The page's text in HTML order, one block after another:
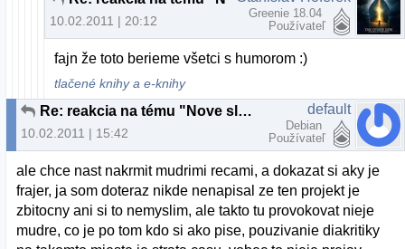
10.02.2011 | 20:12
Greenie 18.04
Používateľ
fajn že toto berieme všetci s humorom :)
tlačené knihy a e-knihy
Re: reakcia na tému "Nove slovenske linuxove distro"
10.02.2011 | 15:42
default
Debian
Používateľ
ale chce nast nakrmit mudrimi recami, a dokazat si aky je
frajer, ja som doteraz nikde nenapisal ze ten projekt je
zbitocny ani si to nemyslim, ale takto tu provokovat nieje
mudre, co je po tom kdo si ako pise, pouzivanie diakritiky